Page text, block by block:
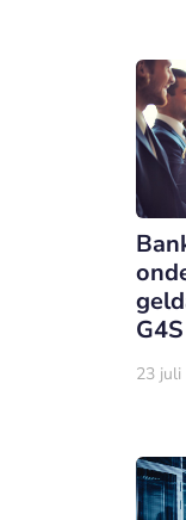
G4S
23 juli